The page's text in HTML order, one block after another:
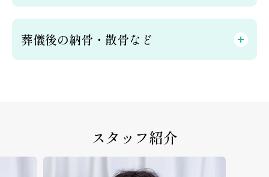
葬儀後の納骨・散骨など
スタッフ紹介